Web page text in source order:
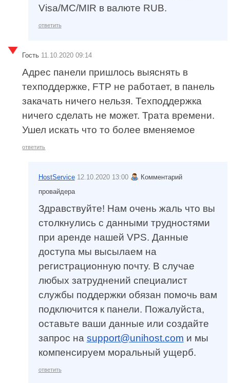
Visa/MC/MIR в валюте RUB.
ответить
Гость 11.10.2020 09:14
Адрес панели пришлось выяснять в
техподдержке, FTP не работает, в панель
закачать ничего нельзя. Техподдержка
ничего сделать не может. Трата времени.
Ушел искать что то более вменяемое
ответить
HostService 12.10.2020 13:00
Комментарий
провайдера
Здравствуйте! Нам очень жаль что вы
столкнулись с данными трудностями
при аренде нашей VPS. Данные
доступа мы высылаем на
регистрационную почту. В случае
любых затруднений специалист
службы поддержки обязан помочь вам
подключится к панели. Пожалуйста,
оставьте ваши данные или создайте
запрос на support@unihost.com и мы
компенсируем моральный ущерб.
ответить